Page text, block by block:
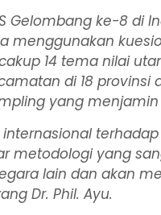
Gelombang ke-8 di
menggunakan
14 tema nilai
di 18
yang menjamin
metodologi yang
lain dan akan
Dr. Phil. Ayu.